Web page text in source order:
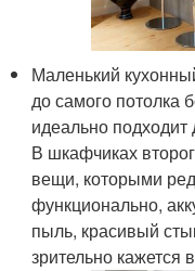
Маленький
до самого потолка
идеально подходит
В шкафчиках
вещи, которыми
функционально,
пыль, красивый
зрительно кажется